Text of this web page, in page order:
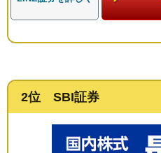
2位 SBI証券